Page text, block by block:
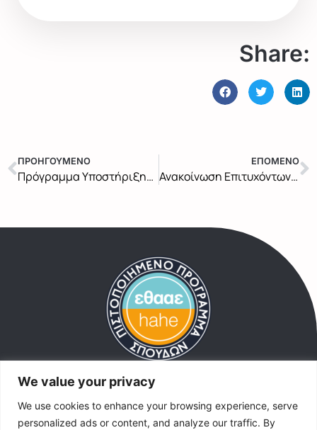
We value your privacy
We use cookies to enhance your browsing experience, serve
personalized ads or content, and analyze our traffic. By
Share:
ΠΡΟΗΓΟΥΜΕΝΟ
Πρόγραμμα Υποστήριξης Διπλωματικών Ιούλιος 2025
ΕΠΟΜΕΝΟ
Ανακοίνωση Επιτυχόντων Υποψηφίων Φοιτητών 2025-2026
Στοιχεία Επικοινωνίας
Ομήρου 9, Ταύρος Αττικής 177 78